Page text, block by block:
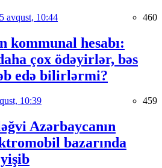
avqust, 10:44 460
kommunal hesabı:
çox ödəyirlər, bəs
edə bilirlərmi?
10:39 459
Azərbaycanın
bazarında